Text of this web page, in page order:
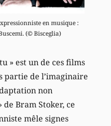
en musique :
(© Bisceglia)
» est un de ces films
de l’imaginaire
non
Bram Stoker, ce
mêle signes